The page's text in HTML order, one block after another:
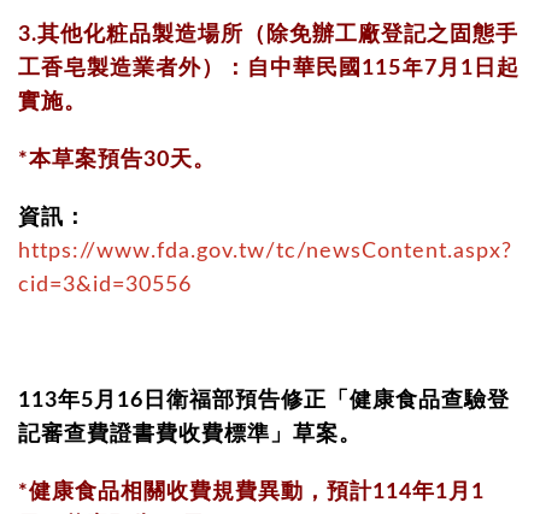
3.其他化粧品製造場所（除免辦工廠登記之固態手
工香皂製造業者外）：自中華民國115年7月1日起
實施。
*本草案預告30天。
資訊：
https://www.fda.gov.tw/tc/newsContent.aspx?
cid=3&id=30556
113年5月16日衛福部預告修正「健康食品查驗登
記審查費證書費收費標準」草案。
*健康食品相關收費規費異動，預計114年1月1